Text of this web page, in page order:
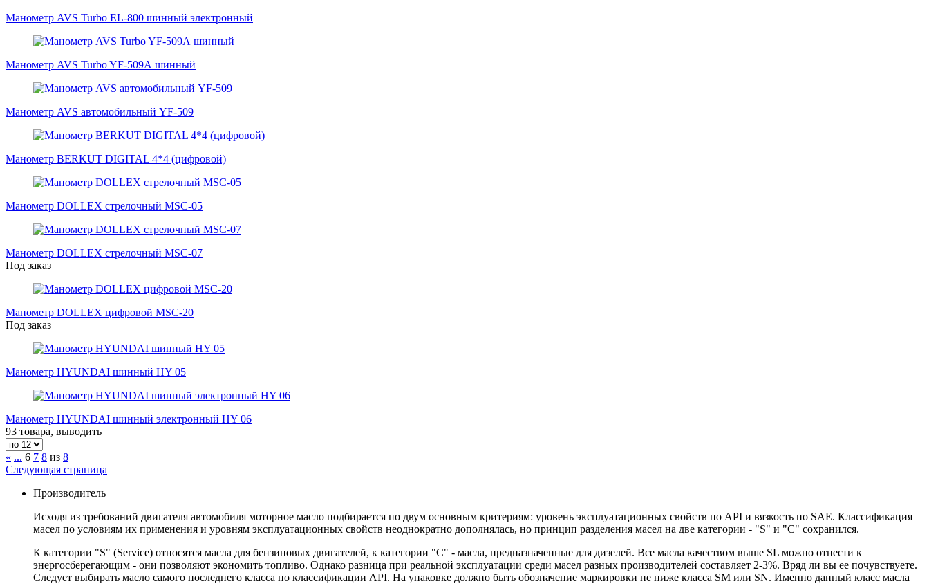
Манометр AVS Turbo EL-800 шинный электронный
Манометр AVS Turbo YF-509А шинный
Манометр AVS автомобильный YF-509
Манометр BERKUT DIGITAL 4*4 (цифровой)
Манометр DOLLEX стрелочный MSC-05
Манометр DOLLEX стрелочный MSC-07
Под заказ
Манометр DOLLEX цифровой MSC-20
Под заказ
Манометр HYUNDAI шинный HY 05
Манометр HYUNDAI шинный электронный HY 06
93 товара, выводить
« ... 6 7 8 из 8
Следующая страница
Производитель
Исходя из требований двигателя автомобиля моторное масло подбирается по двум основным критериям: уровень эксплуатационных свойств по API и вязкость по SAE. Классификация
масел по условиям их применения и уровням эксплуатационных свойств неоднократно дополнялась, но принцип разделения масел на две категории - "S" и "С" сохранился.
К категории "S" (Service) относятся масла для бензиновых двигателей, к категории "С" - масла, предназначенные для дизелей. Все масла качеством выше SL можно отнести к
энергосберегающим - они позволяют экономить топливо. Однако разница при реальной эксплуатации среди масел разных производителей составляет 2-3%. Вряд ли вы ее почувствуете.
Следует выбирать масло самого последнего класса по классификации API. На упаковке должно быть обозначение маркировки не ниже класса SM или SN. Именно данный класс масла